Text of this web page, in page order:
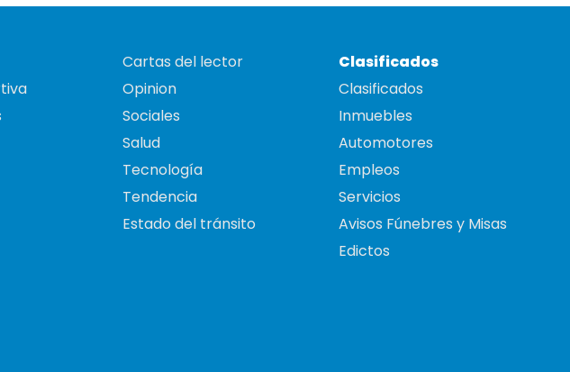
Cartas del lector
Opinion
Sociales
Salud
Tecnología
Tendencia
Estado del tránsito
Clasificados
Clasificados
Inmuebles
Automotores
Empleos
Servicios
Avisos Fúnebres y Misas
Edictos